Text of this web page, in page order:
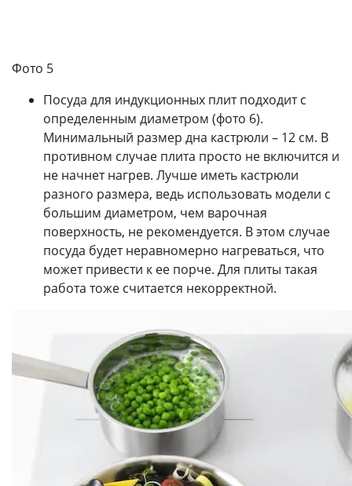
Фото 5
Посуда для индукционных плит подходит с
определенным диаметром (фото 6).
Минимальный размер дна кастрюли – 12 см. В
противном случае плита просто не включится и
не начнет нагрев. Лучше иметь кастрюли
разного размера, ведь использовать модели с
большим диаметром, чем варочная
поверхность, не рекомендуется. В этом случае
посуда будет неравномерно нагреваться, что
может привести к ее порче. Для плиты такая
работа тоже считается некорректной.